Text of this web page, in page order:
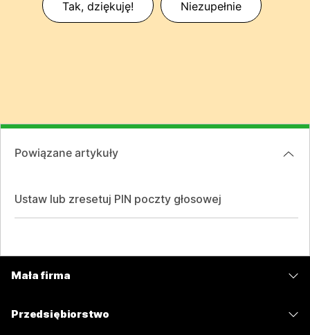
Tak, dziękuję! Niezupełnie
Powiązane artykuły
Ustaw lub zresetuj PIN poczty głosowej
Mała firma
Przedsiębiorstwo